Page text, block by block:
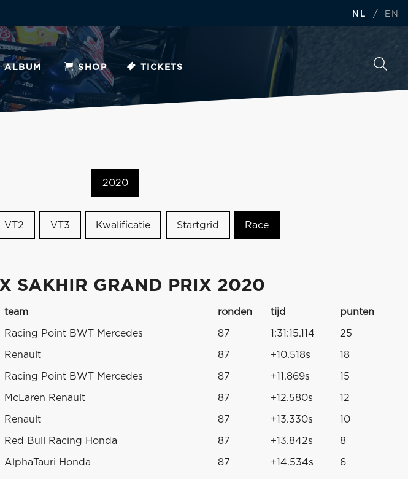
NL / EN
ALBUM SHOP TICKETS
2020
VT2 VT3 Kwalificatie Startgrid Race
SAKHIR GRAND PRIX 2020
team ronden tijd punten
Racing Point BWT Mercedes 87 1:31:15.114 25
Renault 87 +10.518s 18
Racing Point BWT Mercedes 87 +11.869s 15
McLaren Renault 87 +12.580s 12
Renault 87 +13.330s 10
Red Bull Racing Honda 87 +13.842s 8
AlphaTauri Honda 87 +14.534s 6